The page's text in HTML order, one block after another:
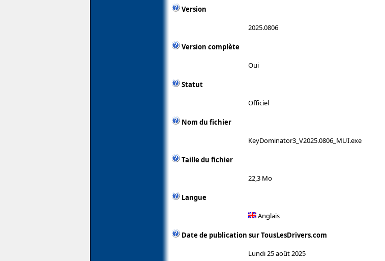
Version
2025.0806
Version complète
Oui
Statut
Officiel
Nom du fichier
KeyDominator3_V2025.0806_MUI.exe
Taille du fichier
22,3 Mo
Langue
Anglais
Date de publication sur TousLesDrivers.com
Lundi 25 août 2025